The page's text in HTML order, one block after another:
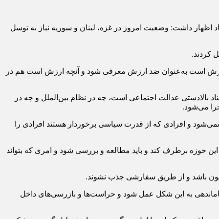
داشت: وضعیت امروز در غزه، لبنان و سوریه نیاز به توسل
کردند.
است به‌عنوان ضد ارزش معرفی شود و آنچه ارزش است هم در
بالادستی عدالت اجتماعی است، چه در نظام بین‌الملل و چه در
می‌شود.
و افرادی که از قدرت سیاسی برخوردار هستند افرادی را
حوزه برطرف کند و باید مطالعه و بررسی شود و امری که بتواند
باشد و از طریق سفارشی جذب نشوند.
ساماندهی به این شکل عمل شود و حراست‌ها و بازرسی‌های داخل